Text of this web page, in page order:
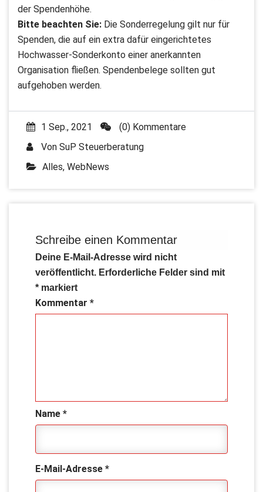
der Spendenhöhe.
Bitte beachten Sie: Die Sonderregelung gilt nur für
Spenden, die auf ein extra dafür eingerichtetes
Hochwasser-Sonderkonto einer anerkannten
Organisation fließen. Spendenbelege sollten gut
aufgehoben werden.
1 Sep., 2021
(0) Kommentare
Von SuP Steuerberatung
Alles, WebNews
Schreibe einen Kommentar
Deine E-Mail-Adresse wird nicht
veröffentlicht. Erforderliche Felder sind mit
* markiert
Kommentar *
Name *
E-Mail-Adresse *